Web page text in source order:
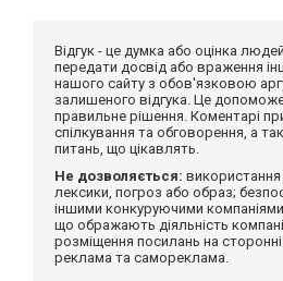
Відгук - це думка або оцінка
передати досвід або враження
нашого сайту з обов'язковою
залишеного відгука. Це
правильне рішення. Коментарі
спілкування та обговорення, а
питань, що цікавлять.
Не дозволяється:
лексики, погроз або образ;
іншими конкуруючими
що ображають діяльність компанії
розміщення посилань на сторонні
реклама та самореклама.